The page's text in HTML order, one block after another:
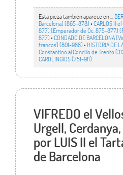
Esta pieza también aparece en ...
Barcelona) (865-878)•CARLOS II
877) (Emperador de Oc. 875-877)
877)•CONDADO DE BARCELONA
francos) (801-988)• HISTORIA DE
Constantino al Concilio de Trento
CAROLINGIOS (751-911)
VIFREDO el
Urgell,
por LUIS II el
de Barcelona